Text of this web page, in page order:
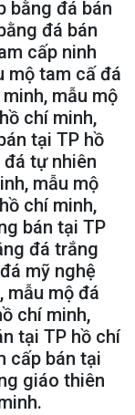
bằng đá bán
đá bán
cấp ninh
mộ tam cấ đá
mẫu mộ
chí minh,
tại TP hồ
tự nhiên
mẫu mộ
chí minh,
bán tại TP
đá trắng
mỹ nghệ
mẫu mộ đá
chí minh,
tại TP hồ chí
cấp bán tại
giáo thiên